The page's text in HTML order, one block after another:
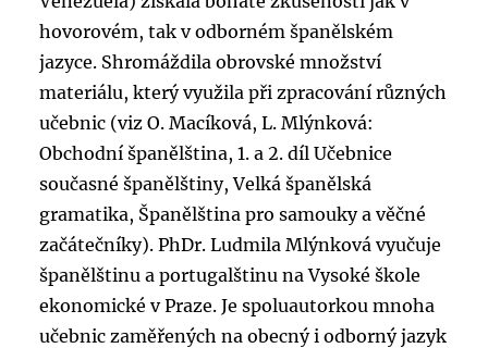
hovorovém, tak v odborném španělském
jazyce. Shromáždila obrovské množství
materiálu, který využila při zpracování různých
učebnic (viz O. Macíková, L. Mlýnková:
Obchodní španělština, 1. a 2. díl Učebnice
současné španělštiny, Velká španělská
gramatika, Španělština pro samouky a věčné
začátečníky). PhDr. Ludmila Mlýnková vyučuje
španělštinu a portugalštinu na Vysoké škole
ekonomické v Praze. Je spoluautorkou mnoha
učebnic zaměřených na obecný i odborný jazyk